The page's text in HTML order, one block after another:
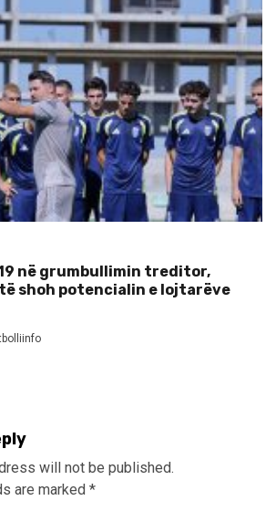
në grumbullimin treditor,
shoh potencialin e lojtarëve
will not be published.
are marked *